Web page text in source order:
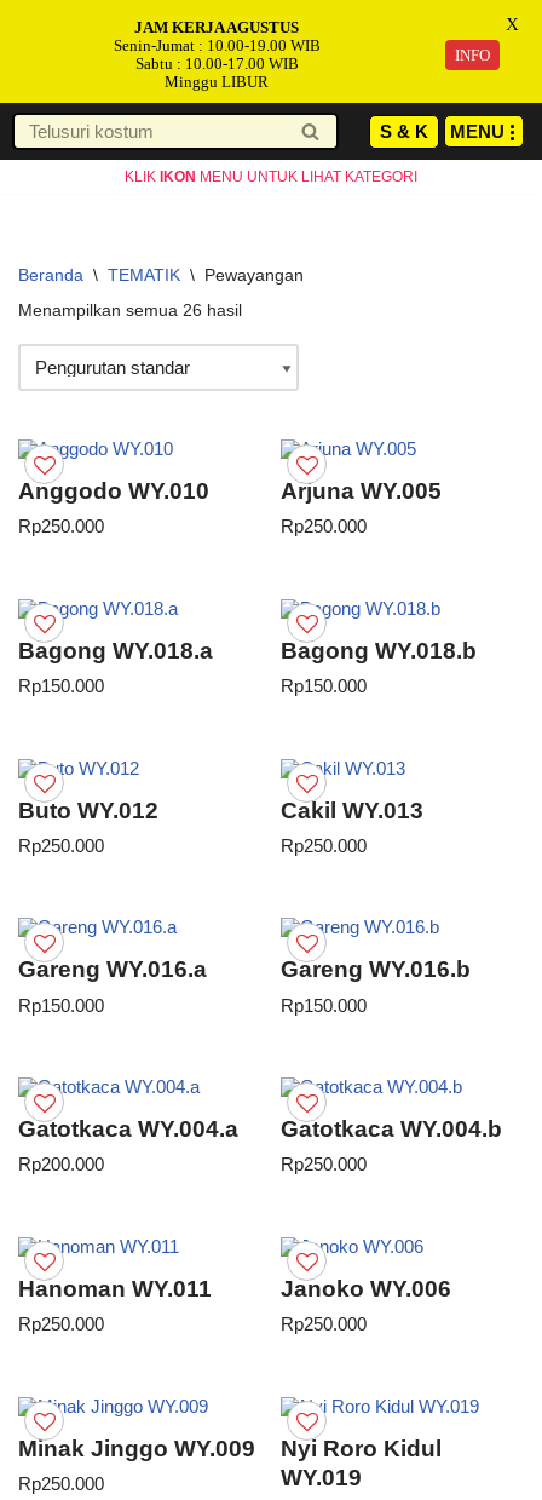
Lompat
S & K MENU
KLIK IKON MENU UNTUK LIHAT KATEGORI
Beranda \ TEMATIK \ Pewayangan
Menampilkan semua 26 hasil
Anggodo WY.010
Rp250.000
Arjuna WY.005
Rp250.000
Bagong WY.018.a
Rp150.000
Bagong WY.018.b
Rp150.000
Buto WY.012
Rp250.000
Cakil WY.013
Rp250.000
Gareng WY.016.a
Rp150.000
Gareng WY.016.b
Rp150.000
Gatotkaca WY.004.a
Rp200.000
Gatotkaca WY.004.b
Rp250.000
Hanoman WY.011
Rp250.000
Janoko WY.006
Rp250.000
Minak Jinggo WY.009
Rp250.000
Nyi Roro Kidul
WY.019
JAM KERJA AGUSTUS
Senin-Jumat : 10.00-19.00 WIB
Sabtu : 10.00-17.00 WIB
Minggu LIBUR
INFO
X